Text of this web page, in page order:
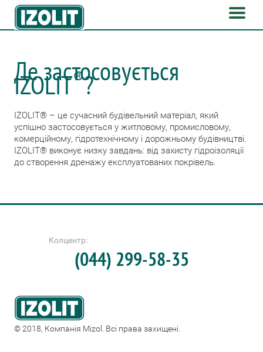
Де застосовується
IZOLIT®?
IZOLIT® – це сучасний будівельний матеріал, який
успішно застосовується у житловому, промисловому,
комерційному, гідротехнічному і дорожньому будівництві.
IZOLIT® виконує низку завдань: від захисту гідроізоляції
до створення дренажу експлуатованих покрівель.
© 2018, Компанія Mizol. Всі права захищені.
Колцентр:
(044) 299-58-35